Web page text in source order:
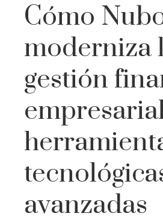
Cómo
moderniza
gestión
avanzadas